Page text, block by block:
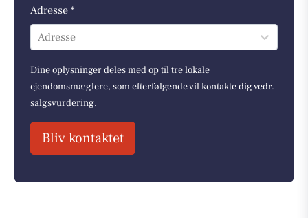
Adresse *
Adresse
Dine oplysninger deles med op til tre lokale
ejendomsmæglere, som efterfølgende vil kontakte dig vedr.
salgsvurdering.
Bliv kontaktet